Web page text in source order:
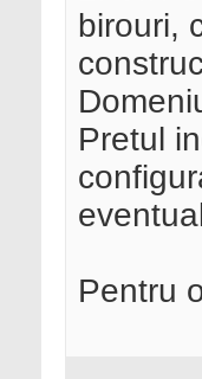
birouri,
Pretul
Pentru